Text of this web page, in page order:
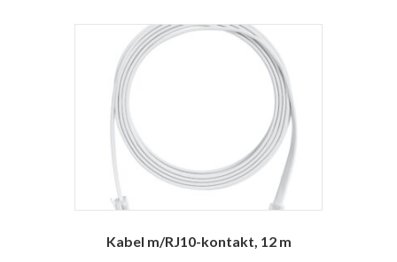
Kabel m/RJ10-kontakt, 12 m